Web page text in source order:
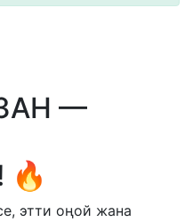
—
этти оңой жана